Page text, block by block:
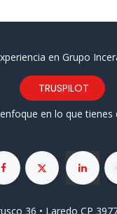
en Grupo
TRUSPILOT
enfoque en lo que tienes
36 • Laredo CP